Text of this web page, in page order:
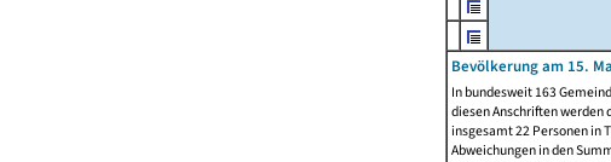
Bevölkerung am 15.
In bundesweit 163
diesen Anschriften
insgesamt 22 Personen in
Abweichungen in den